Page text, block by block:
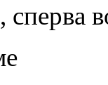
сперва